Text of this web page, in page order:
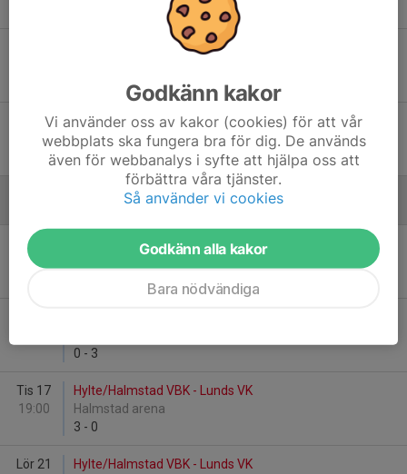
Hylte/Halmstad VBK - Habo Wolley
Fre 27
19:00
Lunds VK - Hylte/Halmstad VBK
Idrottshallen, Lund
0 - 3
Lör 7
14:00
Hylte/Halmstad VBK - Hästhagen IF
0 - 3
Tis 17
19:00
Hylte/Halmstad VBK - Lunds VK
Halmstad arena
3 - 0
Lör 21
Hylte/Halmstad VBK - Lunds VK
Godkänn kakor
Vi använder oss av kakor (cookies) för att vår
webbplats ska fungera bra för dig. De används
även för webbanalys i syfte att hjälpa oss att
förbättra våra tjänster.
Så använder vi cookies
Godkänn alla kakor
Bara nödvändiga